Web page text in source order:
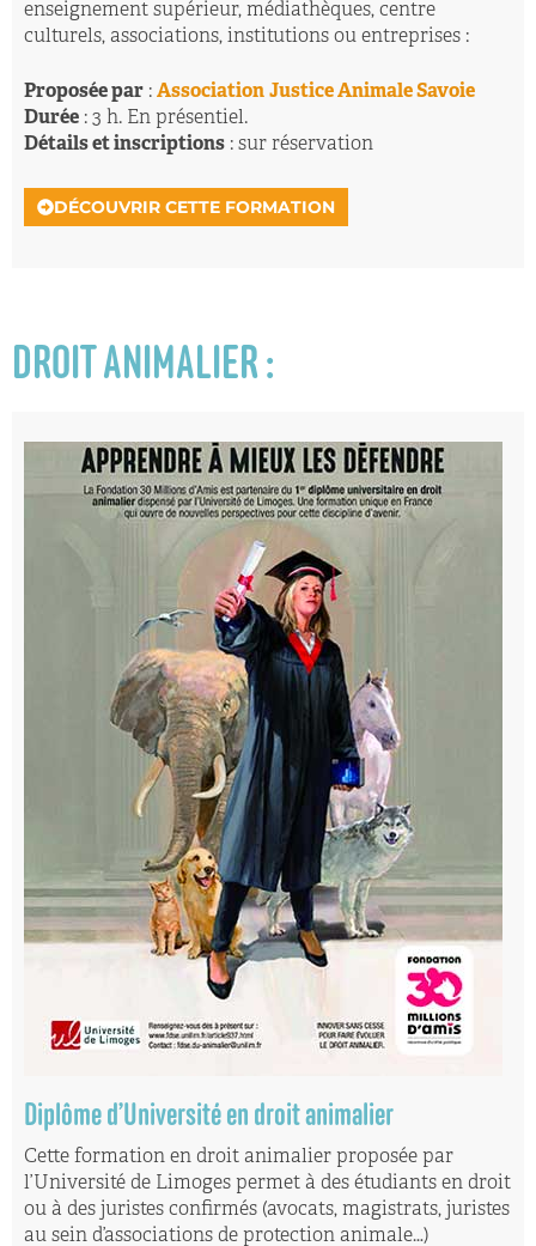
enseignement supérieur, médiathèques, centre
culturels, associations, institutions ou entreprises :
Proposée par : Association Justice Animale Savoie
Durée : 3 h. En présentiel.
Détails et inscriptions : sur réservation
DÉCOUVRIR CETTE FORMATION
DROIT ANIMALIER :
Diplôme d’Université en droit animalier
Cette formation en droit animalier proposée par
l’Université de Limoges permet à des étudiants en droit
ou à des juristes confirmés (avocats, magistrats, juristes
au sein d’associations de protection animale…)